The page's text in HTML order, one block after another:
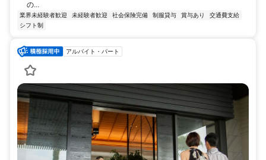
の...
業界未経験者歓迎 未経験者歓迎 社会保険完備 制服貸与 賞与あり
交通費支給
シフト制
アルバイト・パート